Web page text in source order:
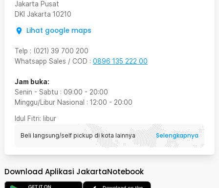
Jakarta Pusat
DKI Jakarta 10210
Lihat google maps
Telp : (021) 39 700 200
Whatsapp Sales / COD : 0896 135 222 00
Jam buka:
Senin - Sabtu : 09:00 - 20:00
Minggu/Libur Nasional : 12:00 - 20:00
Idul Fitri: libur
Beli langsung/self pickup di kota lainnya Selengkapnya
Download Aplikasi JakartaNotebook